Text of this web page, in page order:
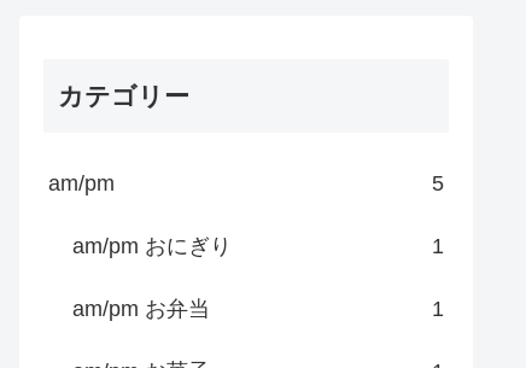
カテゴリー
am/pm 5
am/pm おにぎり 1
am/pm お弁当 1